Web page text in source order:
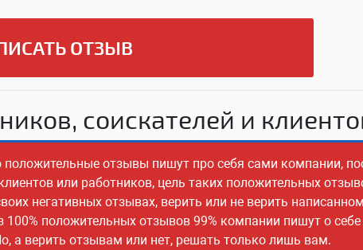
ОТЗЫВ
соискателей и
отзывы пишут про себя сами компании,
или работников, цель таких положительных
негативных отзывах, верить или не верить
положительных отзывов 99% компании пишут о
а верить отзывам или нет, решать только лишь вам.